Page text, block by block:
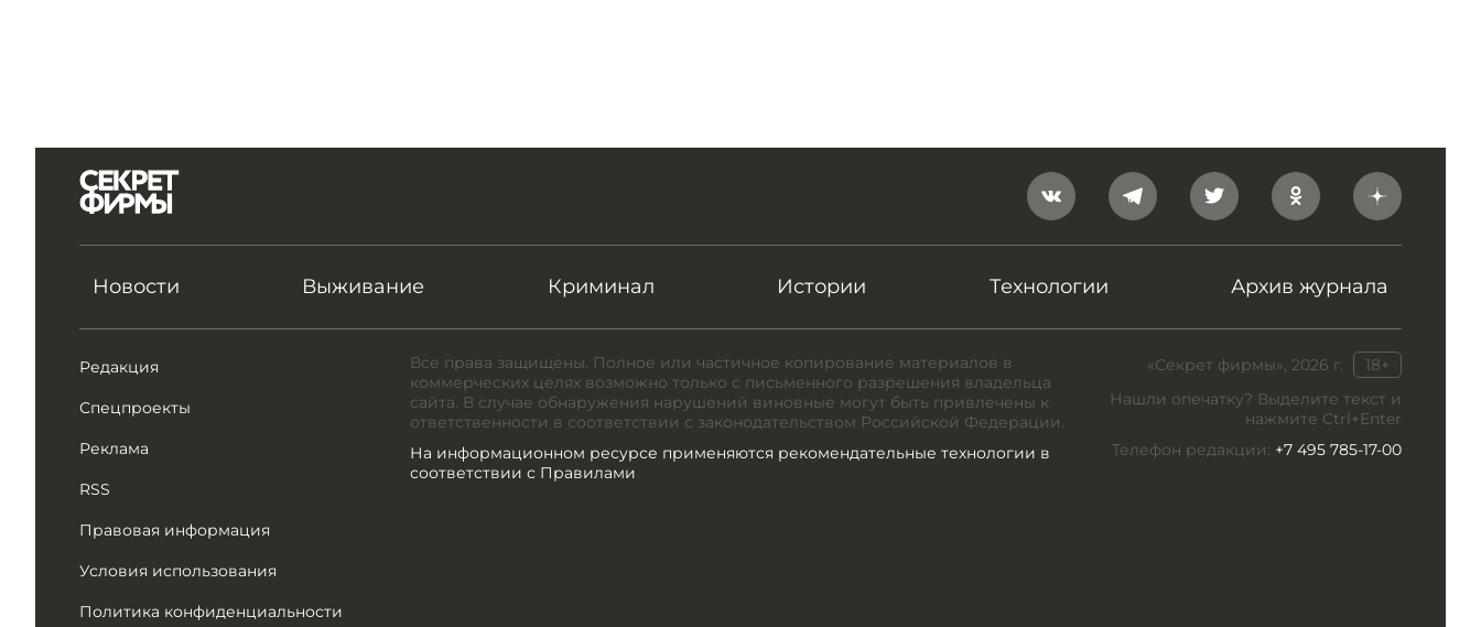
Новости Выживание Криминал Истории Технологии Архив журнала
Редакция
Спецпроекты
Реклама
RSS
Правовая информация
Условия использования
Политика конфиденциальности
«Секрет фирмы», 2026 г.
18+
Нашли опечатку? Выделите текст и
нажмите Ctrl+Enter
Телефон редакции: +7 495 785-17-00
Все права защищены. Полное или частичное копирование материалов в
коммерческих целях возможно только с письменного разрешения владельца
сайта. В случае обнаружения нарушений виновные могут быть привлечены к
ответственности в соответствии с законодательством Российской Федерации.
На информационном ресурсе применяются рекомендательные технологии в
соответствии с Правилами